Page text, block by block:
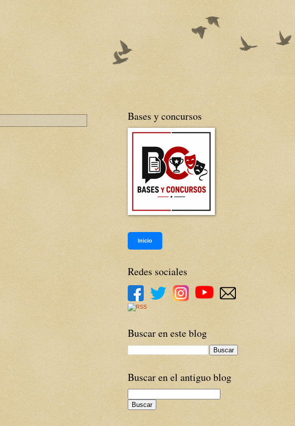
Bases y concursos
Inicio
Redes sociales
Buscar en este blog
Buscar en el antiguo blog
Buscar